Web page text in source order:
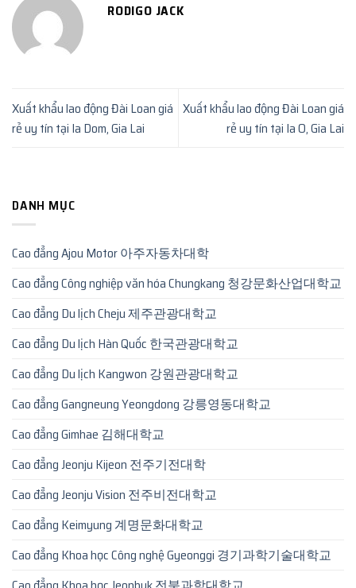
RODIGO JACK
Xuất khẩu lao động Đài Loan giá
rẻ uy tín tại Ia Dom, Gia Lai
Xuất khẩu lao động Đài Loan giá
rẻ uy tín tại Ia O, Gia Lai
DANH MỤC
Cao đẳng Ajou Motor 아주자동차대학
Cao đẳng Công nghiệp văn hóa Chungkang 청강문화산업대학교
Cao đẳng Du lịch Cheju 제주관광대학교
Cao đẳng Du lịch Hàn Quốc 한국관광대학교
Cao đẳng Du lịch Kangwon 강원관광대학교
Cao đẳng Gangneung Yeongdong 강릉영동대학교
Cao đẳng Gimhae 김해대학교
Cao đẳng Jeonju Kijeon 전주기전대학
Cao đẳng Jeonju Vision 전주비전대학교
Cao đẳng Keimyung 계명문화대학교
Cao đẳng Khoa học Công nghệ Gyeonggi 경기과학기술대학교